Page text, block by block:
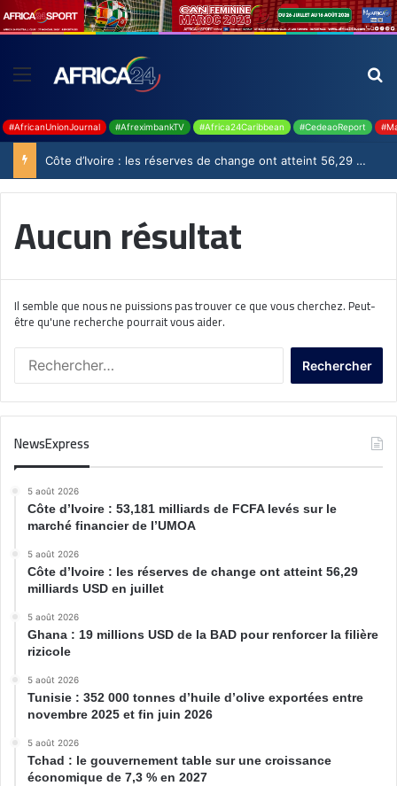
#AfricanUnionJournal #AfreximbankTV #Africa24Caribbean #CedeaoReport
Côte d’Ivoire : les réserves de change ont atteint 56,29 milliards USD en juillet
Aucun résultat
Il semble que nous ne puissions pas trouver ce que vous cherchez. Peut-
être qu'une recherche pourrait vous aider.
NewsExpress
5 août 2026
Côte d’Ivoire : 53,181 milliards de FCFA levés sur le
marché financier de l’UMOA
5 août 2026
Côte d’Ivoire : les réserves de change ont atteint 56,29
milliards USD en juillet
5 août 2026
Ghana : 19 millions USD de la BAD pour renforcer la filière
rizicole
5 août 2026
Tunisie : 352 000 tonnes d’huile d’olive exportées entre
novembre 2025 et fin juin 2026
5 août 2026
Tchad : le gouvernement table sur une croissance
économique de 7,3 % en 2027